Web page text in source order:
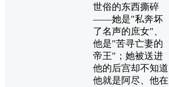
世俗的东西撕碎
——她是"私奔坏
了名声的庶女"、
他是"苦寻亡妻的
帝王"；她被送进
他的后宫却不知道
他就是阿尽、他在